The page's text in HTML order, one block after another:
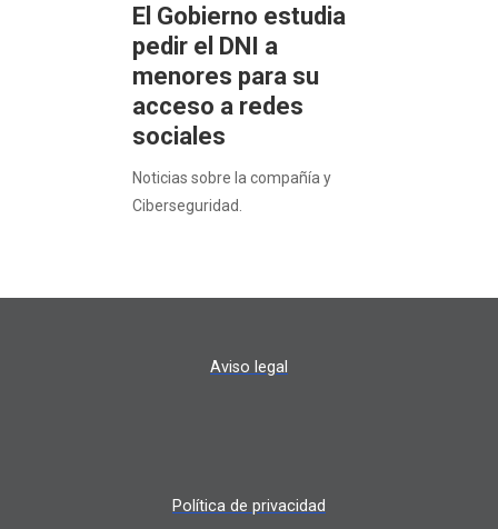
El Gobierno estudia
pedir el DNI a
menores para su
acceso a redes
sociales
Noticias sobre la compañía y
Ciberseguridad.
Aviso legal
Política de privacidad